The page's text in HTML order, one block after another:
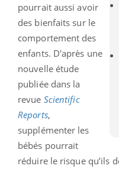
pourrait aussi avoir
des bienfaits sur le
comportement des
enfants. D'après une
nouvelle étude
publiée dans la
revue Scientific
Reports,
supplémenter les
bébés pourrait
réduire le risque qu’ils